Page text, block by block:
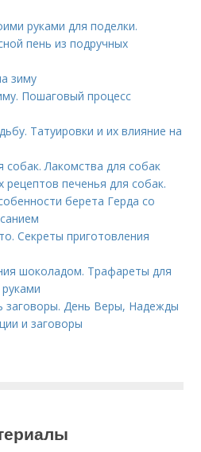
руками для поделки.
пень из подручных
зиму
Пошаговый процесс
Татуировки и их влияние на
собак. Лакомства для собак
рецептов печенья для собак.
берета Герда со
Секреты приготовления
шоколадом. Трафареты для
заговоры. День Веры, Надежды
и заговоры